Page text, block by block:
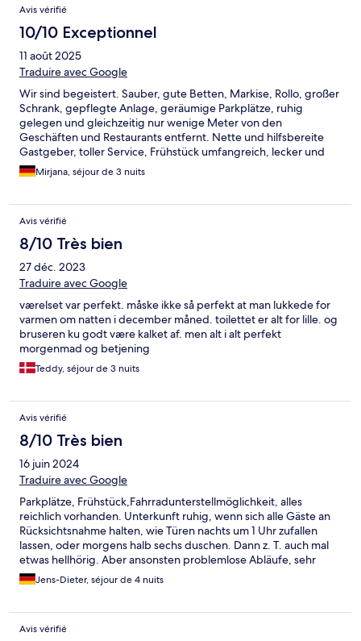
Avis vérifié
10/10 Exceptionnel
11 août 2025
Traduire avec Google
Wir sind begeistert. Sauber, gute Betten, Markise, Rollo, großer
Schrank, gepflegte Anlage, geräumige Parkplätze, ruhig
gelegen und gleichzeitig nur wenige Meter von den
Geschäften und Restaurants entfernt. Nette und hilfsbereite
Gastgeber, toller Service, Frühstück umfangreich, lecker und
frisch. Wintergarten, Sonnenterrasse, Terrasse,
Getränkeschränke... Ich persönlich mag es: überall
viele Menschen damit Probleme haben... Unser Highlight: ganz
viele Ablagemöglichkeiten und Haken für das ganze Gedöns,
was man halt so mitschleppt.
Mirjana, séjour de 3 nuits
Avis vérifié
8/10 Très bien
27 déc. 2023
Traduire avec Google
værelset var perfekt. måske ikke så perfekt at man lukkede for
varmen om natten i december måned. toilettet er alt for lille. og
bruseren ku godt være kalket af. men alt i alt perfekt
morgenmad og betjening
Teddy, séjour de 3 nuits
Avis vérifié
8/10 Très bien
16 juin 2024
Traduire avec Google
Parkplätze, Frühstück,Fahrradunterstellmöglichkeit, alles
reichlich vorhanden. Unterkunft ruhig, wenn sich alle Gäste an
Rücksichtsnahme halten, wie Türen nachts um 1 Uhr zufallen
lassen, oder morgens halb sechs duschen. Dann z. T. auch mal
etwas hellhörig. Aber ansonsten problemlose Abläufe, sehr
zentral in 2.Reihe gelegen.
Jens-Dieter, séjour de 4 nuits
Avis vérifié